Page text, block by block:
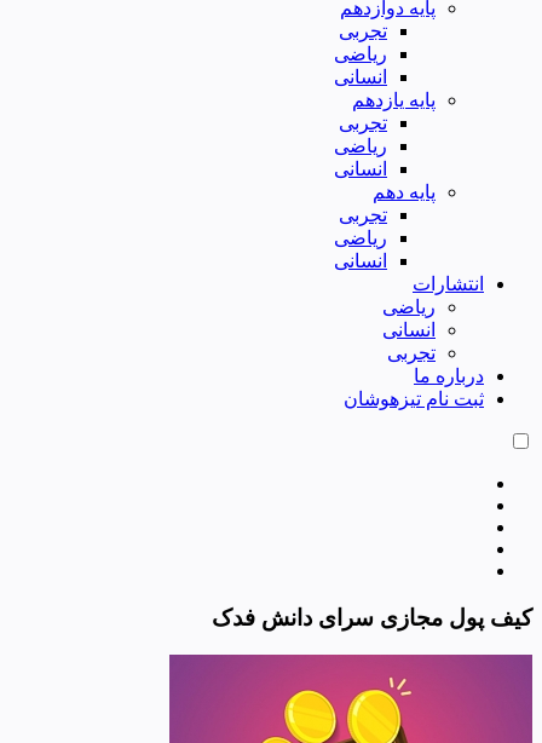
پایه دوازدهم
تجربی
ریاضی
انسانی
پایه یازدهم
تجربی
ریاضی
انسانی
پایه دهم
تجربی
ریاضی
انسانی
انتشارات
ریاضی
انسانی
تجربی
درباره ما
ثبت نام تیزهوشان
کیف پول مجازی سرای دانش فدک